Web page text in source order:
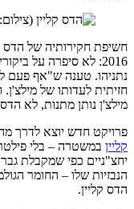
2016: לא סיפרה על
נתניהו. טענה ש"אף פעם
חזיתית לעדותו של
מילצ'ן נותן מתנות, לא הדס
פרויקט חדש יוצא לדרך
קליין במשטרה – בלי
יחצ"ניים כפי שמקבלת
הנבזיות שלו – החומר
הדס קליין.